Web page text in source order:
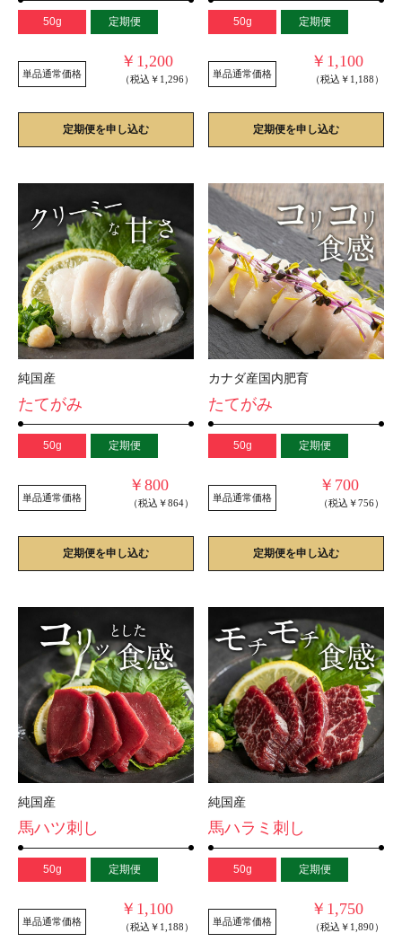
50g 定期便
￥1,200
（税込￥1,296）
単品通常価格
定期便を申し込む
50g 定期便
￥1,100
（税込￥1,188）
単品通常価格
定期便を申し込む
純国産
たてがみ
50g 定期便
￥800
（税込￥864）
単品通常価格
定期便を申し込む
カナダ産国内肥育
たてがみ
50g 定期便
￥700
（税込￥756）
単品通常価格
定期便を申し込む
純国産
馬ハツ刺し
50g 定期便
￥1,100
（税込￥1,188）
単品通常価格
純国産
馬ハラミ刺し
50g 定期便
￥1,750
（税込￥1,890）
単品通常価格